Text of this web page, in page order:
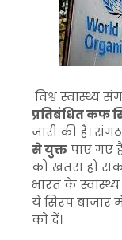
विश्व स्वास्थ्य
प्रतिबंधित कफ
जारी की है।
से युक्तपाए गए
को खतरा हो
भारत के
ये सिरप बाजार
को दें।